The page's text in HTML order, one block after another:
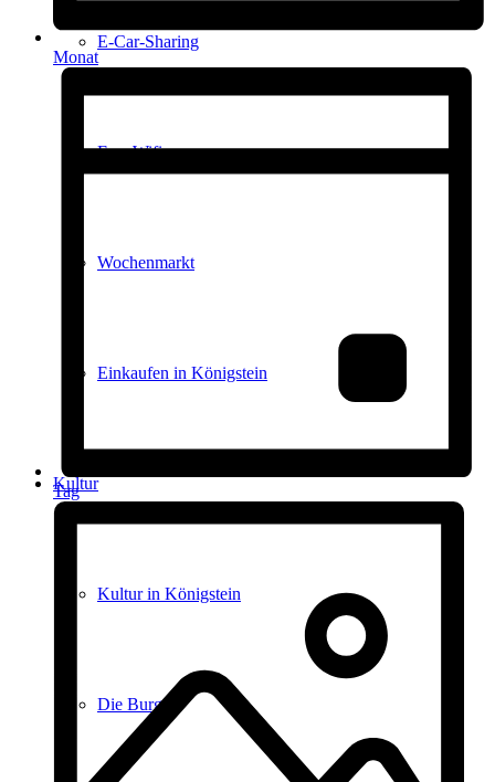
E-Car-Sharing
Free Wifi
Wochenmarkt
Einkaufen in Königstein
Kultur
Kultur in Königstein
Die Burgen
Monat
Tag